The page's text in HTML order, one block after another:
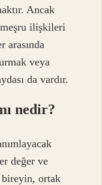
Ancak
ilişkileri
arasında
veya
da vardır.
nedir?
değer ve
ortak